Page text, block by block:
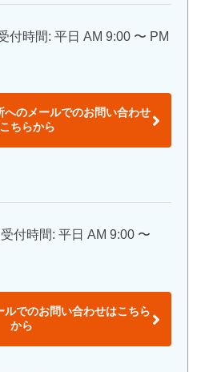
受付時間: 平日 AM 9:00 〜 PM
へのメールでのお問い合わせ
ちらから
受付時間: 平日 AM 9:00 〜
でのお問い合わせはこちら
から